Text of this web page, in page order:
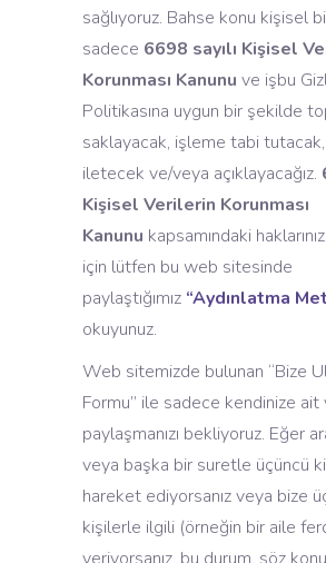
sağlıyoruz. Bahse konu kişisel
sadece 6698 sayılı Kişisel
Korunması Kanunu ve işbu
Politikasına uygun bir şekilde
saklayacak, işleme tabi
iletecek ve/veya açıklayacağız.
Kişisel Verilerin Korunması
Kanunu kapsamındaki
için lütfen bu web sitesinde
paylaştığımız “Aydınlatma
okuyunuz.
Web sitemizde bulunan “Bize
Formu” ile sadece kendinize ait
paylaşmanızı bekliyoruz. Eğer
veya başka bir suretle üçüncü
hareket ediyorsanız veya bize
kişilerle ilgili (örneğin bir aile